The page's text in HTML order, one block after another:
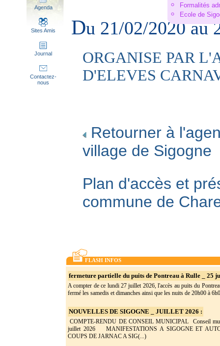
Agenda
Sites Amis
Journal
Contactez-
nous
Formalités
Ecole de
Du 21/02/2020 au
ORGANISE PAR
D'ELEVES
Retourner à
village de Sigogne
Plan d'accès et
commune de
FLASH INFOS
fermeture partielle du puits de Pontreau à Rulle _ 25
A compter de ce lundi 27 juillet 2026, l'accès au puits du
fermé les samedis et dimanches ainsi que les nuits de 20h00 à
NOUVELLES DE SIGOGNE _ JUILLET 2026 :
COMPTE-RENDU DE CONSEIL MUNICIPAL Conseil
juillet 2026 MANIFESTATIONS A SIGOGNE ET
COUPS DE JARNAC A SIG(...)